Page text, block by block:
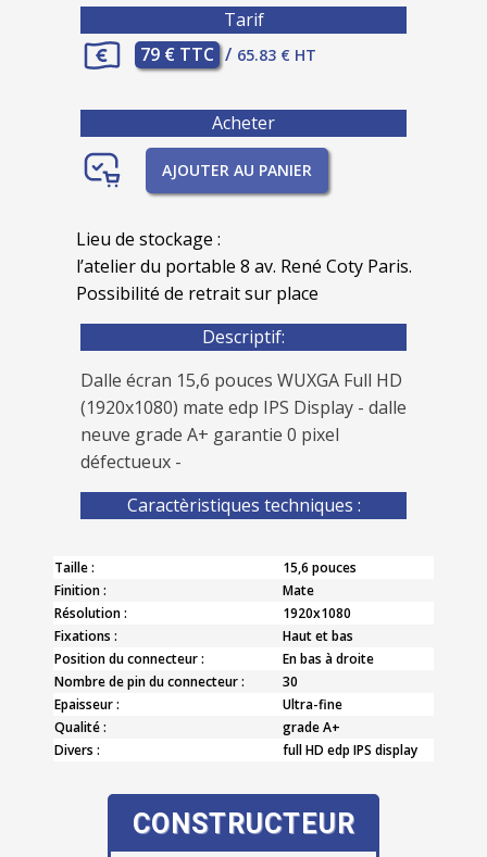
Tarif
79 € TTC / 65.83 € HT
Acheter
AJOUTER AU PANIER
Lieu de stockage :
l’atelier du portable 8 av. René Coty Paris.
Possibilité de retrait sur place
Descriptif:
Dalle écran 15,6 pouces WUXGA Full HD
(1920x1080) mate edp IPS Display - dalle
neuve grade A+ garantie 0 pixel
défectueux -
Caractèristiques techniques :
Taille :
15,6 pouces
Finition :
Mate
Résolution :
1920x1080
Fixations :
Haut et bas
Position du connecteur :
En bas à droite
Nombre de pin du connecteur :
30
Epaisseur :
Ultra-fine
Qualité :
grade A+
Divers :
full HD edp IPS display
CONSTRUCTEUR